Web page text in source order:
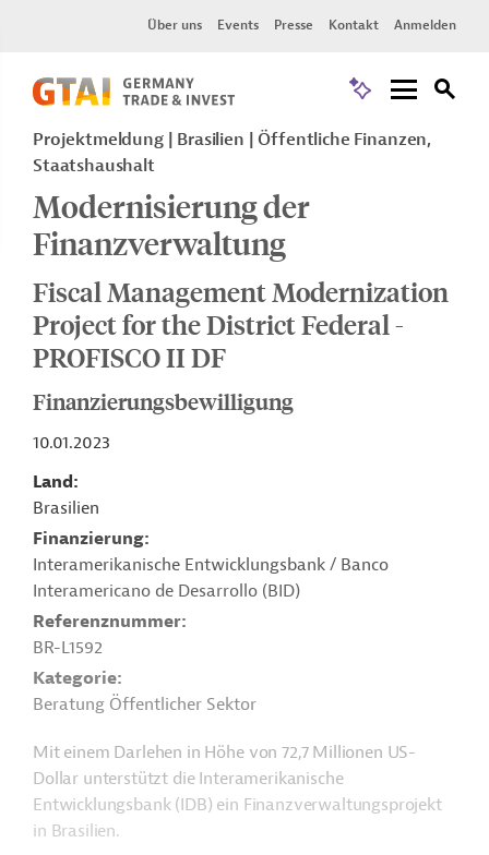
Über uns Events Presse Kontakt Anmelden
Projektmeldung Brasilien
Öffentliche Finanzen,
Staatshaushalt
Modernisierung der
Finanzverwaltung
Fiscal Management Modernization
Project for the District Federal -
PROFISCO II DF
Finanzierungsbewilligung
10.01.2023
Land
Brasilien
Finanzierung
Interamerikanische Entwicklungsbank / Banco
Interamericano de Desarrollo (BID)
Referenznummer
BR-L1592
Kategorie
Beratung Öffentlicher Sektor
Mit einem Darlehen in Höhe von 72,7 Millionen US-
Dollar unterstützt die Interamerikanische
Entwicklungsbank (IDB) ein Finanzverwaltungsprojekt
in Brasilien.